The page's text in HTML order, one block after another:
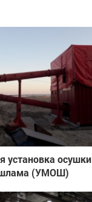
установка осушки
шлама (УМОШ)